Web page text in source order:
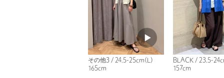
その他3 / 24.5-25cm(L)
165cm
BLACK / 23.5-
157cm